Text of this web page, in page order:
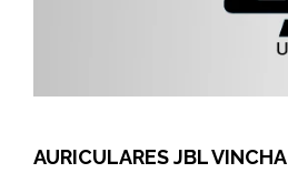
AURICULARES JBL VINCHA